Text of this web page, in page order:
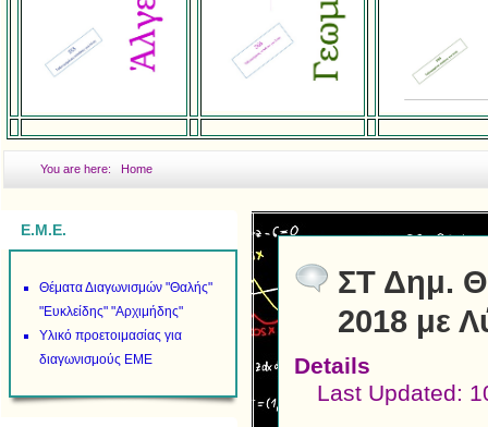
You are here:Home
Ε.Μ.Ε.
Θέματα Διαγωνισμών "Θαλής"
"Ευκλείδης" "Αρχιμήδης"
Υλικό προετοιμασίας για
διαγωνισμούς ΕΜΕ
ΣΤ Δημ.
2018 με
Details
Last Updated: